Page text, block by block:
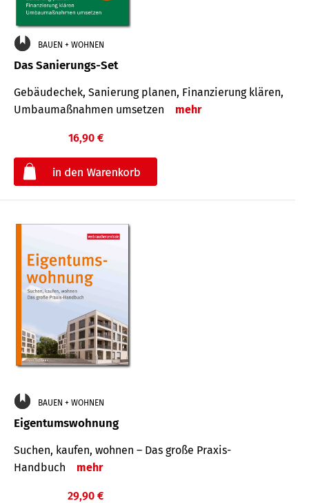
BAUEN + WOHNEN
Das Sanierungs-Set
Gebäudechek, Sanierung planen, Finanzierung klären,
Umbaumaßnahmen umsetzen
mehr
16,90 €
BAUEN + WOHNEN
Eigentumswohnung
Suchen, kaufen, wohnen – Das große Praxis-
Handbuch
mehr
29,90 €